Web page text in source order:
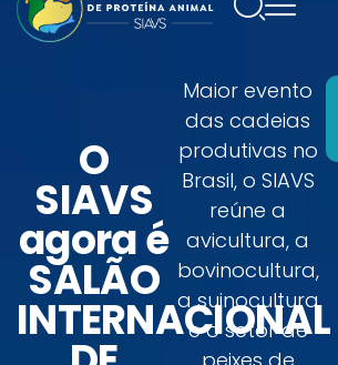
O
SIAVS
agora é
SALÃO
INTERNACIONAL
Maior evento
das cadeias
produtivas no
Brasil, o SIAVS
reúne a
avicultura, a
bovinocultura,
a suinocultura
e o setor de